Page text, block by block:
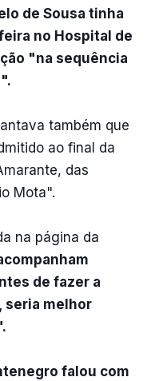
de Sousa tinha
no Hospital de
"na sequência
também que
ao final da
das
Mota".
na página da
de fazer a
seria melhor
falou com